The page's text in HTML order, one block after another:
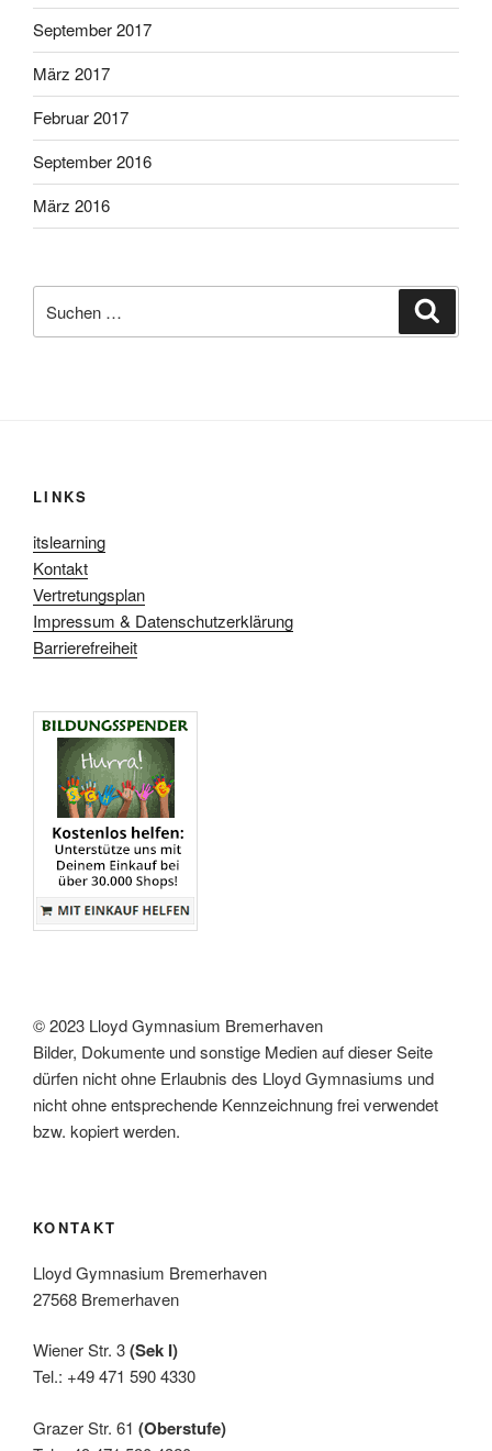
September 2017
März 2017
Februar 2017
September 2016
März 2016
nach:
LINKS
itslearning
Kontakt
Vertretungsplan
Impressum & Datenschutzerklärung
Barrierefreiheit
© 2023 Lloyd Gymnasium Bremerhaven
Bilder, Dokumente und sonstige Medien auf dieser Seite
dürfen nicht ohne Erlaubnis des Lloyd Gymnasiums und
nicht ohne entsprechende Kennzeichnung frei verwendet
bzw. kopiert werden.
KONTAKT
Lloyd Gymnasium Bremerhaven
27568 Bremerhaven
Wiener Str. 3(Sek I)
Tel.: +49 471 590 4330
Grazer Str. 61 (Oberstufe)